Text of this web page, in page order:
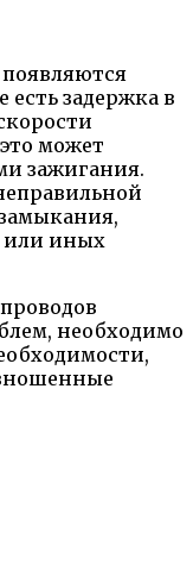
есть задержка в
может
зажигания.
или иных
необходимо